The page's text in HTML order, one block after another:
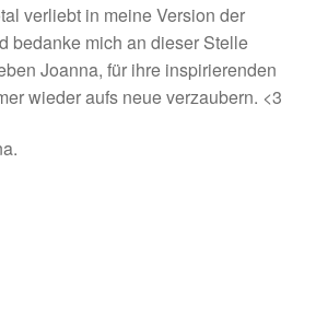
verliebt in meine Version der
bedanke mich an dieser Stelle
Joanna, für ihre inspirierenden
wieder aufs neue verzaubern. <3